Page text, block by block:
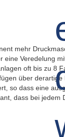
mehr
Veredelung
oft bis zu 8
über
so dass eine
dass bei jedem